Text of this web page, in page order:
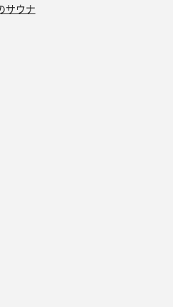
サウナ